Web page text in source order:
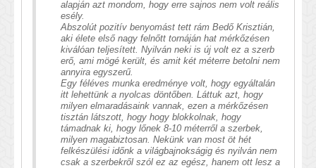
alapján azt mondom, hogy erre sajnos nem volt reális
esély.
Abszolút pozitív benyomást tett rám Bedő Krisztián,
aki élete első nagy felnőtt tornáján hat mérkőzésen
kiválóan teljesített. Nyilván neki is új volt ez a szerb
erő, ami mögé került, és amit két méterre betolni nem
annyira egyszerű.
Egy féléves munka eredménye volt, hogy egyáltalán
itt lehettünk a nyolcas döntőben. Láttuk azt, hogy
milyen elmaradásaink vannak, ezen a mérkőzésen
tisztán látszott, hogy hogy blokkolnak, hogy
támadnak ki, hogy lőnek 8-10 méterről a szerbek,
milyen magabiztosan. Nekünk van most öt hét
felkészülési időnk a világbajnokságig és nyilván nem
csak a szerbekről szól ez az egész, hanem ott lesz a